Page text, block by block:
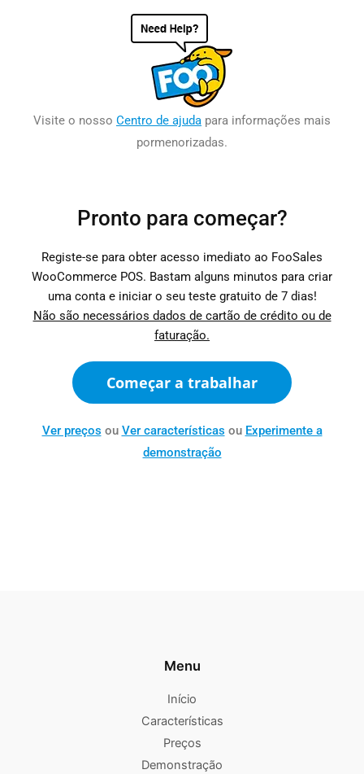
Visite o nosso Centro de ajuda para informações mais
pormenorizadas.
Pronto para começar?
Registe-se para obter acesso imediato ao FooSales
WooCommerce POS. Bastam alguns minutos para criar
uma conta e iniciar o seu teste gratuito de 7 dias!
Não são necessários dados de cartão de crédito ou de
faturação.
Começar a trabalhar
Ver preços ou Ver características ou Experimente a
demonstração
Menu
Início
Características
Preços
Demonstração